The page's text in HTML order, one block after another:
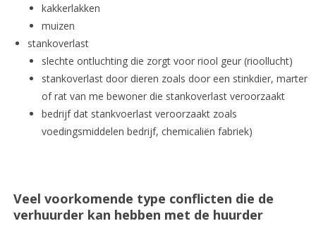
kakkerlakken
muizen
stankoverlast
slechte ontluchting die zorgt voor riool geur (rioollucht)
stankoverlast door dieren zoals door een stinkdier, marter
of rat van me bewoner die stankoverlast veroorzaakt
bedrijf dat stankvoerlast veroorzaakt zoals
voedingsmiddelen bedrijf, chemicaliën fabriek)
Veel voorkomende type conflicten die de
verhuurder kan hebben met de huurder